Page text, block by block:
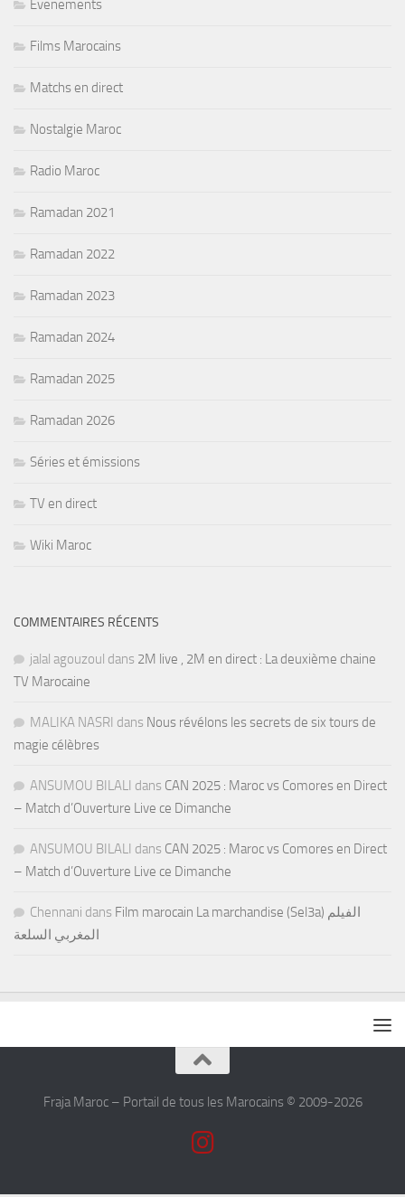
Evenements
Films Marocains
Matchs en direct
Nostalgie Maroc
Radio Maroc
Ramadan 2021
Ramadan 2022
Ramadan 2023
Ramadan 2024
Ramadan 2025
Ramadan 2026
Séries et émissions
TV en direct
Wiki Maroc
COMMENTAIRES RÉCENTS
jalal agouzoul dans 2M live , 2M en direct : La deuxième chaine
TV Marocaine
MALIKA NASRI dans Nous révélons les secrets de six tours de
magie célèbres
ANSUMOU BILALI dans CAN 2025 : Maroc vs Comores en Direct
– Match d’Ouverture Live ce Dimanche
ANSUMOU BILALI dans CAN 2025 : Maroc vs Comores en Direct
– Match d’Ouverture Live ce Dimanche
Chennani dans Film marocain La marchandise (Sel3a) الفيلم
المغربي السلعة
Fraja Maroc – Portail de tous les Marocains © 2009-2026